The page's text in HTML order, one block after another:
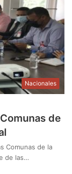
Nacionales
de
Comunas de la
de las…